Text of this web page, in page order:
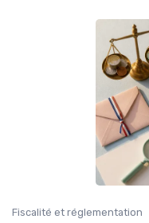
Fiscalité et réglementation